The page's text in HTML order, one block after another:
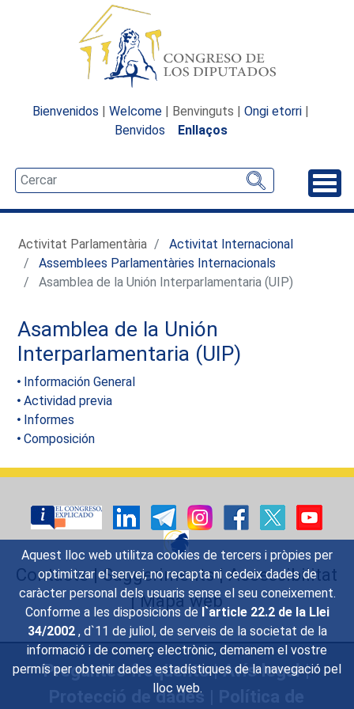
Aquest lloc web utilitza cookies de tercers i pròpies per
optimitzar el servei, no recapta ni cedeix dades de
caràcter personal dels usuaris sense el seu coneixement.
Conforme a les disposicions del`article 22.2 de la Llei
34/2002 , d`11 de juliol, de serveis de la societat de la
informació i de comerç electrònic, demanem el vostre
permís per obtenir dades estadístiques de la navegació pel
lloc web.
Bienvenidos | Welcome | Benvinguts | Ongi etorri |
Benvidos
Enllaços
Activitat Parlamentària
Activitat Internacional
Assemblees Parlamentàries Internacionals
Asamblea de la Unión Interparlamentaria (UIP)
Asamblea de la Unión
Interparlamentaria (UIP)
Información General
Actividad previa
Informes
Composición
Contacte|Suggeriments|Accessibilitat
|Mapa web
Preguntes freqüents|Avís legal|
Protecció de dades